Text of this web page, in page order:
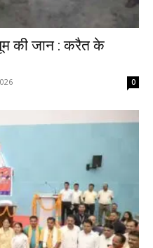
की जान : करैत के
0